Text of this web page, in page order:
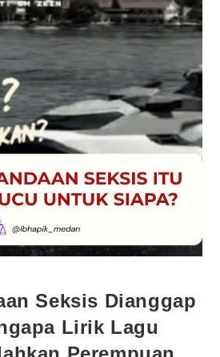
Seksis Dianggap
Lirik Lagu